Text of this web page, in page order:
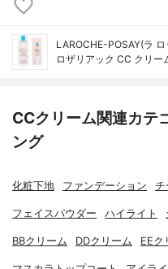
LAROCHE-POSAY(ラ
ロザリアック CC クリー
CCクリーム関連カテ
ング
化粧下地 ファンデーション チ
フェイスパウダー ハイライト
BBクリーム DDクリーム EEク